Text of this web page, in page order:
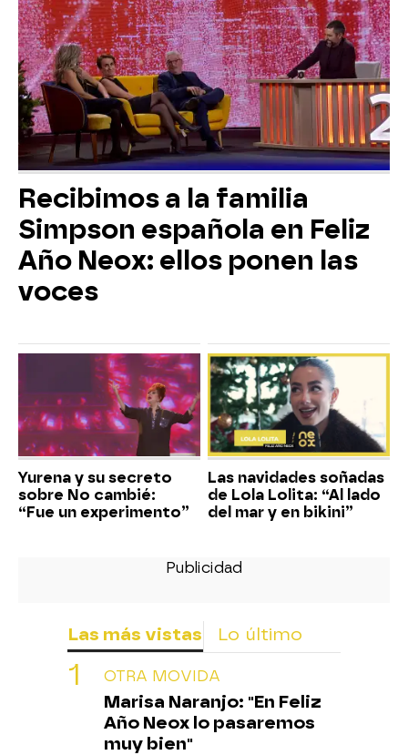
Recibimos a la familia
Simpson española en Feliz
Año Neox: ellos ponen las
voces
Yurena y su secreto
sobre No cambié:
“Fue un experimento”
Las navidades soñadas
de Lola Lolita: “Al lado
del mar y en bikini”
Las más vistas Lo último
OTRA MOVIDA
Marisa Naranjo: "En Feliz
Año Neox lo pasaremos
muy bien"